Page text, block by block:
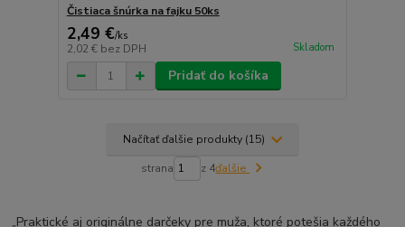
Čistiaca šnúrka na fajku 50ks
2,49 €/ks
2,02 € bez DPH Skladom
Pridať do košíka
Načítať ďalšie produkty (15)
strana z 4ďalšie
„Praktické aj originálne darčeky pre muža, ktoré potešia každého